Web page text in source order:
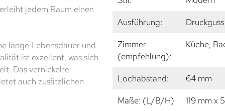
jedem Raum einen
lange Lebensdauer und
ist exzellent, was sich
Das vernickelte
auch zusätzlichen
Ausführung:
Zimmer
(empfehlung):
Küche,
Lochabstand:
64 mm
Maße: (L/B/H)
119 mm x